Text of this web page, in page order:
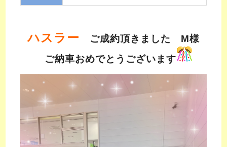
ハスラー ご成約頂きました M様
ご納車おめでとうございます